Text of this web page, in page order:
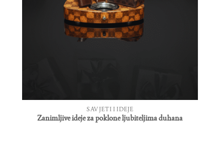
SAVJETI I IDEJE
Zanimljive ideje za poklone ljubiteljima duhana